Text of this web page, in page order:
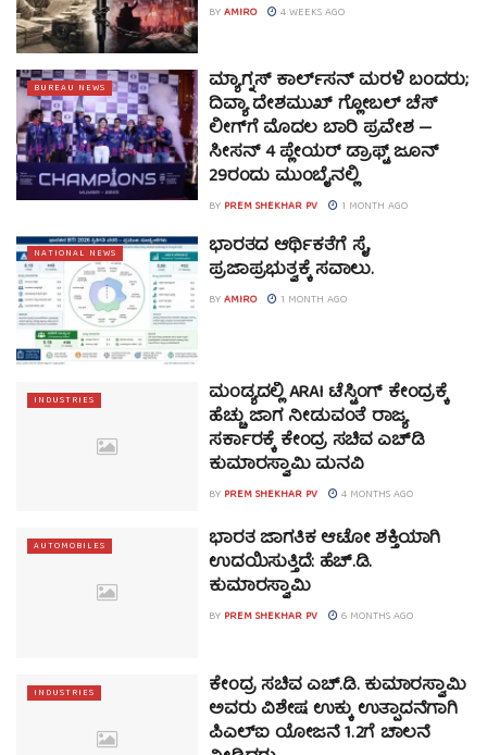
BYAMIRO 4 WEEKS AGO
BUREAU NEWS ಮ್ಯಾಗ್ನಸ್ ಕಾರ್ಲ್‌ಸನ್ ಮರಳಿ ಬಂದರು;
ದಿವ್ಯಾ ದೇಶಮುಖ್‌ ಗ್ಲೋಬಲ್ ಚೆಸ್
ಲೀಗ್‌ಗೆ ಮೊದಲ ಬಾರಿ ಪ್ರವೇಶ —
ಸೀಸನ್ 4 ಪ್ಲೇಯರ್ ಡ್ರಾಫ್ಟ್ ಜೂನ್
29ರಂದು ಮುಂಬೈನಲ್ಲಿ
BY PREM SHEKHAR PV 1 MONTH AGO
NATIONAL NEWS ಭಾರತದ ಆರ್ಥಿಕತೆಗೆ ಸೈ,
ಪ್ರಜಾಪ್ರಭುತ್ವಕ್ಕೆ ಸವಾಲು.
BYAMIRO 1 MONTH AGO
INDUSTRIES ಮಂಡ್ಯದಲ್ಲಿ ARAI ಟೆಸ್ಟಿಂಗ್ ಕೇಂದ್ರಕ್ಕೆ
ಹೆಚ್ಚು ಜಾಗ ನೀಡುವಂತೆ ರಾಜ್ಯ
ಸರ್ಕಾರಕ್ಕೆ ಕೇಂದ್ರ ಸಚಿವ ಎಚ್‌ಡಿ
ಕುಮಾರಸ್ವಾಮಿ ಮನವಿ
BY PREM SHEKHAR PV 4 MONTHS AGO
AUTOMOBILES ಭಾರತ ಜಾಗತಿಕ ಆಟೋ ಶಕ್ತಿಯಾಗಿ
ಉದಯಿಸುತ್ತಿದೆ: ಹೆಚ್.ಡಿ.
ಕುಮಾರಸ್ವಾಮಿ
BY PREM SHEKHAR PV 6 MONTHS AGO
INDUSTRIES ಕೇಂದ್ರ ಸಚಿವ ಎಚ್.ಡಿ. ಕುಮಾರಸ್ವಾಮಿ
ಅವರು ವಿಶೇಷ ಉಕ್ಕು ಉತ್ಪಾದನೆಗಾಗಿ
ಪಿಎಲ್ಐ ಯೋಜನೆ 1.2ಗೆ ಚಾಲನೆ